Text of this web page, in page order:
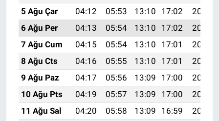
5 Ağu Çar
04:12 05:53 13:10 17:02
20:17
6 Ağu Per
04:13 05:54 13:10 17:02
20:16
7 Ağu Cum
04:15 05:54 13:10 17:01
20:15
8 Ağu Cts
04:16 05:55 13:10 17:01
20:14
9 Ağu Paz
04:17 05:56 13:09 17:00
20:13
10 Ağu Pts
04:19 05:57 13:09 17:00
20:11
11 Ağu Sal
04:20 05:58 13:09 16:59
20:10